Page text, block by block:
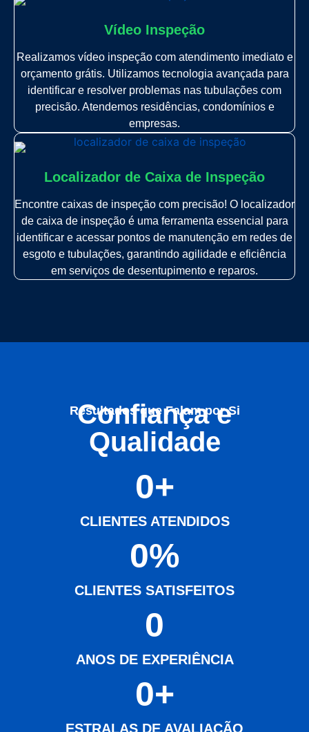
Vídeo Inspeção
Realizamos vídeo inspeção com atendimento imediato e
orçamento grátis. Utilizamos tecnologia avançada para
identificar e resolver problemas nas tubulações com
precisão. Atendemos residências, condomínios e
empresas.
Localizador de Caixa de Inspeção
Encontre caixas de inspeção com precisão! O localizador
de caixa de inspeção é uma ferramenta essencial para
identificar e acessar pontos de manutenção em redes de
esgoto e tubulações, garantindo agilidade e eficiência
em serviços de desentupimento e reparos.
Resultados que Falam por Si
Confiança e
Qualidade
CLIENTES ATENDIDOS
0+
CLIENTES SATISFEITOS
0%
ANOS DE EXPERIÊNCIA
0
ESTRALAS DE AVALIAÇÃO
0+